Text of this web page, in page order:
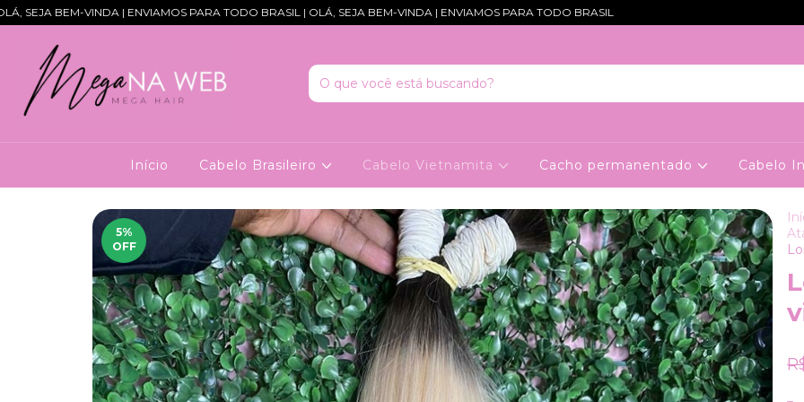
VINDA | ENVIAMOS PARA TODO BRASIL | OLÁ, SEJA BEM-VINDA | ENVIAMOS PARA TODO BRASIL
Início Cabelo Brasileiro Cabelo Vietnamita Cacho permanentado Cabelo
5%
OFF